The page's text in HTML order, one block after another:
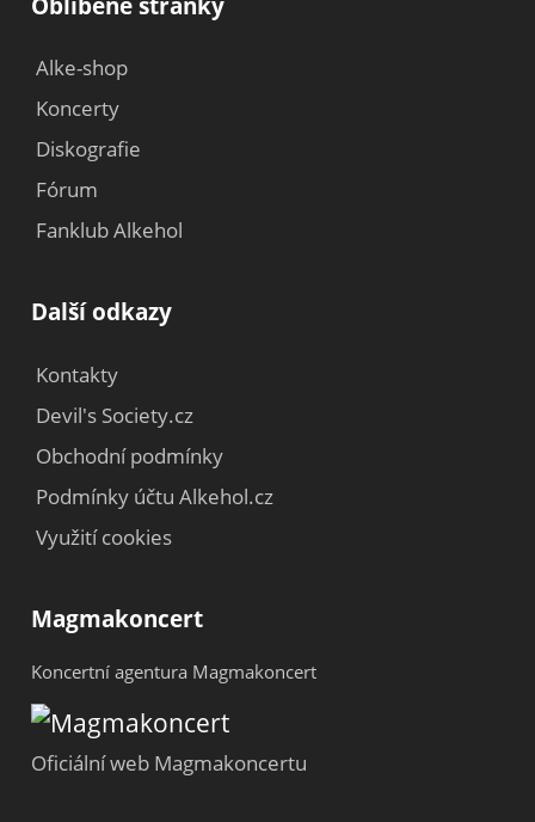
Alke-shop
Koncerty
Diskografie
Fórum
Fanklub Alkehol
Další odkazy
Kontakty
Devil's Society.cz
Obchodní podmínky
Podmínky účtu Alkehol.cz
Využití cookies
Magmakoncert
Koncertní agentura Magmakoncert
Oficiální web Magmakoncertu